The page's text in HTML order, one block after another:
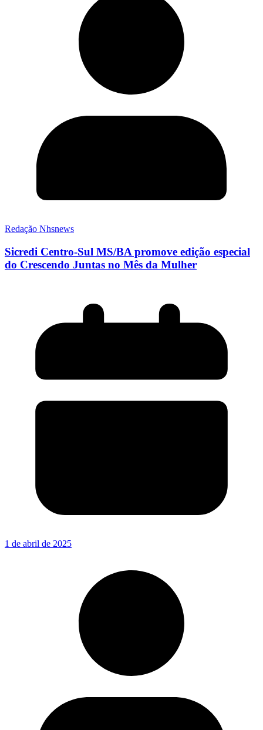
Redação Nhsnews
Sicredi Centro-Sul MS/BA promove edição especial
do Crescendo Juntas no Mês da Mulher
1 de abril de 2025